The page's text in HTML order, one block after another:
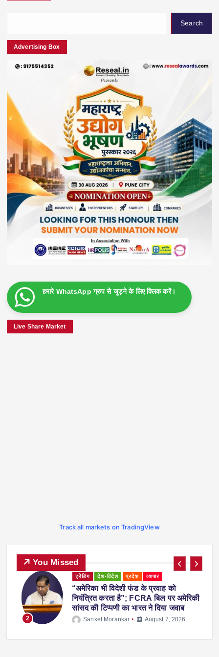
Search
Advertising Box
हमारे WhatsApp ग्रुप से जुड़ने के लिए क्लिक करें।
Live Share Market
Track all markets on TradingView
You Missed
व्यापार
फंड के प्रवाह को
FCRA बिल पर अमेरिकी
भारत ने दिया जवाब
August 7, 2026 3
ट्रेंडिंग
महाराष्ट्र में नकली
का प्रतिबंध, होटल-
होगी सख्त कार्रवाई
Sanket Morankar